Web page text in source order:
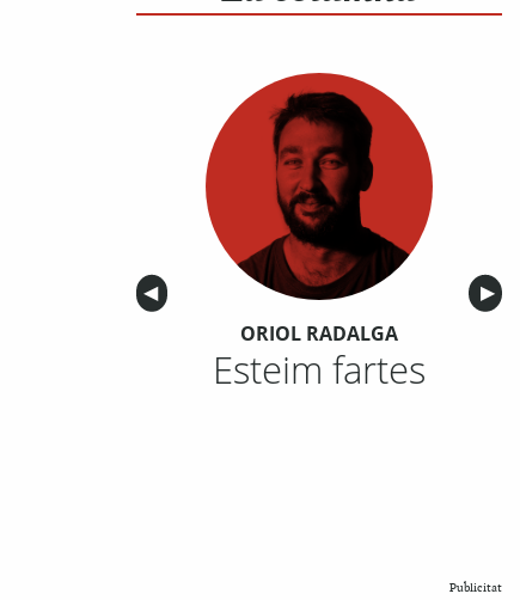
Anterior
◀︎ ▶︎
ORIOL RADALGA
Esteim fartes
Publicitat